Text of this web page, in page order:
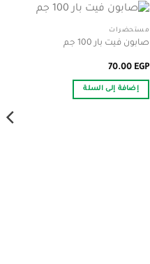
مستحضرات
صابون فيت بار 100 جم
70.00 EGP
إضافة إلى السلة